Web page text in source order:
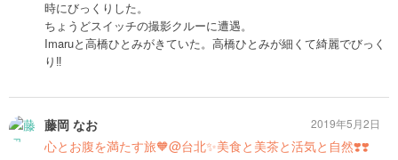
時にびっくりした。
ちょうどスイッチの撮影クルーに遭遇。
Imaruと高橋ひとみがきていた。高橋ひとみが細くて綺麗でびっく
り‼️
藤岡 なお
心とお腹を満たす旅🧡@台北✨美食と美茶と活気と自然❣️❣️
2019年5月2日